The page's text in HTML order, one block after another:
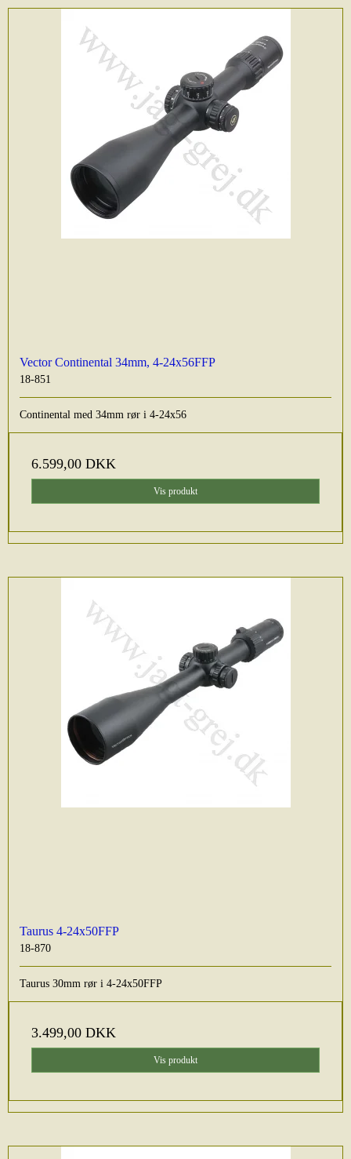
Vector Continental 34mm, 4-24x56FFP
18-851
Continental med 34mm rør i 4-24x56
6.599,00 DKK
Vis produkt
Taurus 4-24x50FFP
18-870
Taurus 30mm rør i 4-24x50FFP
3.499,00 DKK
Vis produkt